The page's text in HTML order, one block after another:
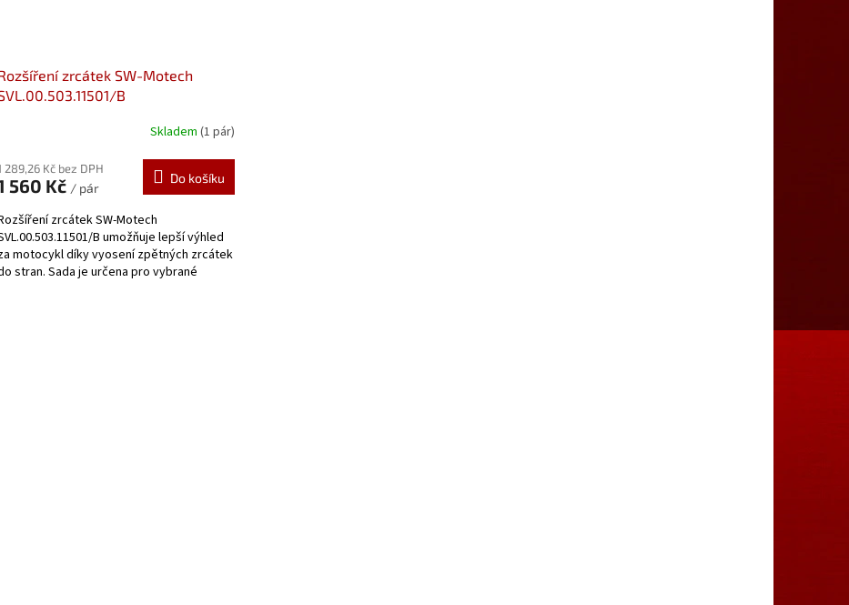
zrcátek SW-Motech
B
Skladem (1 pár)
289,26 Kč bez DPH
560 Kč / pár
Do košíku
zrcátek SW-Motech
B umožňuje lepší výhled
motocykl díky vyosení zpětných zrcátek
stran. Sada je určena pro vybrané